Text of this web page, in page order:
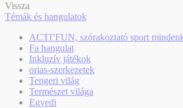
Vissza
Témák és hangulatok
ACTI’FUN, szórakoztató sport
Fa hangulat
Inkluzív játékok
orias-szerkezetek
Tengeri világ
Természet világa
Egyedi